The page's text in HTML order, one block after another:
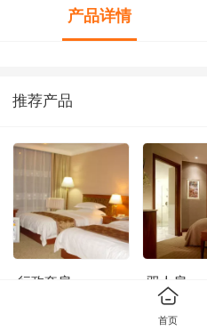
产品详情
推荐产品
行政套房 双人房
首页